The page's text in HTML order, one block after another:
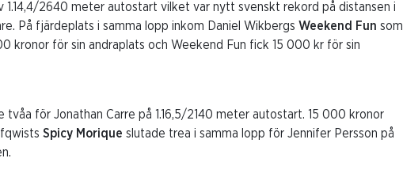
2640 meter autostart vilket var nytt svenskt rekord på distansen i
På fjärdeplats i samma lopp inkom Daniel Wikbergs Weekend Fun som
kronor för sin andraplats och Weekend Fun fick 15 000 kr för sin
tvåa för Jonathan Carre på 1.16,5/2140 meter autostart. 15 000 kronor
Spicy Morique slutade trea i samma lopp för Jennifer Persson på